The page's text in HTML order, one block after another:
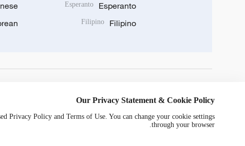
Esperanto
Esperanto
Filipino
Filipino
Our Privacy Statement & Cookie Policy
Privacy Policy and Terms of Use. You can change your cookie settings
through your browser.